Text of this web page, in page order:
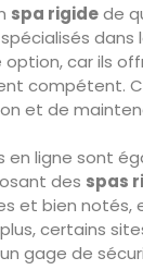
spa rigidede
option, car ils
compétent.
et de
en ligne sont
des spas
et bien notés,
certains
gage de